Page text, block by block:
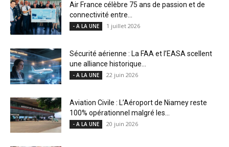
Air France célèbre 75 ans de passion et de
connectivité entre...
- A LA UNE 1 juillet 2026
Sécurité aérienne : La FAA et l’EASA scellent
une alliance historique...
- A LA UNE 22 juin 2026
Aviation Civile : L’Aéroport de Niamey reste
100% opérationnel malgré les...
- A LA UNE 20 juin 2026